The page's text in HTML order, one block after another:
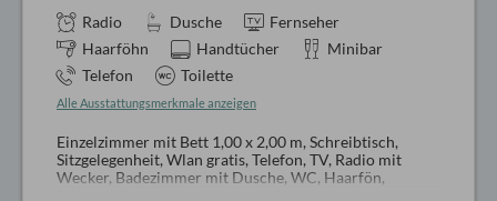
Radio Dusche
Fernseher
Haarföhn
Handtücher
Minibar
Telefon
Toilette
Alle Ausstattungsmerkmale anzeigen
Einzelzimmer mit Bett 1,00 x 2,00 m, Schreibtisch,
Sitzgelegenheit, Wlan gratis, Telefon, TV, Radio mit
Wecker, Badezimmer mit Dusche, WC, Haarfön,